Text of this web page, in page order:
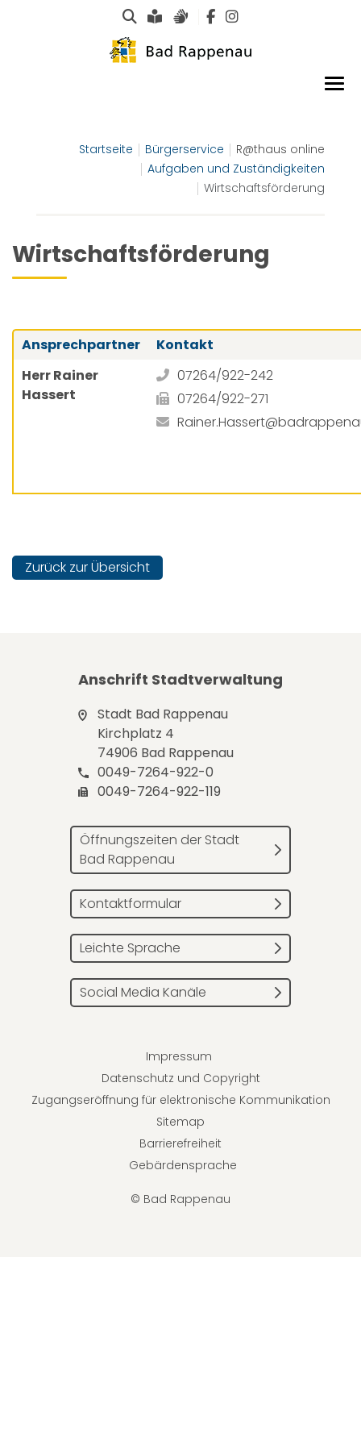
Suche
Leichte Sprache
Gebärdensprachen
Startseite Bürgerservice
R@thaus online
Aufgaben und Zuständigkeiten
Wirtschaftsförderung
Wirtschaftsförderung
Ansprechpartner
Kontakt
Herr Rainer
Hassert
07264/922-242
07264/922-271
Zurück zur Übersicht
Anschrift Stadtverwaltung
Stadt Bad Rappenau
Kirchplatz 4
74906 Bad Rappenau
0049-7264-922-0
0049-7264-922-119
Öffnungszeiten der Stadt
Bad Rappenau
Kontaktformular
Leichte Sprache
Social Media Kanäle
© Bad Rappenau
Impressum
Datenschutz und Copyright
Zugangseröffnung für elektronische Kommunikation
Sitemap
Barrierefreiheit
Gebärdensprache